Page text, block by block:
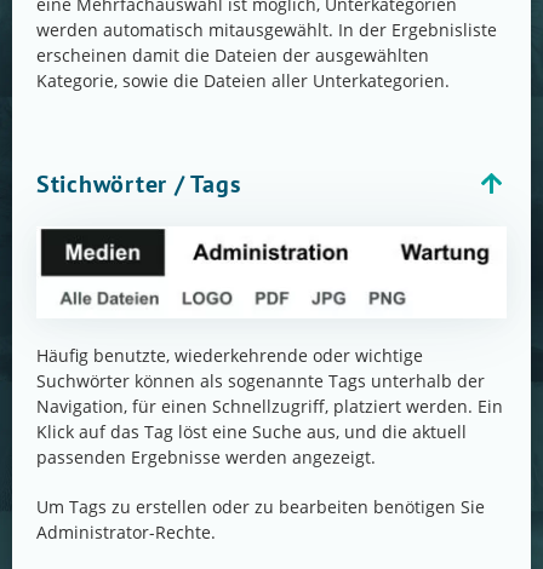
werden automatisch mitausgewählt. In der Ergebnisliste
erscheinen damit die Dateien der ausgewählten
Kategorie, sowie die Dateien aller Unterkategorien.
Stichwörter / Tags
Häufig benutzte, wiederkehrende oder wichtige
Suchwörter können als sogenannte Tags unterhalb der
Navigation, für einen Schnellzugriff, platziert werden. Ein
Klick auf das Tag löst eine Suche aus, und die aktuell
passenden Ergebnisse werden angezeigt.
Um Tags zu erstellen oder zu bearbeiten benötigen Sie
Administrator-Rechte.